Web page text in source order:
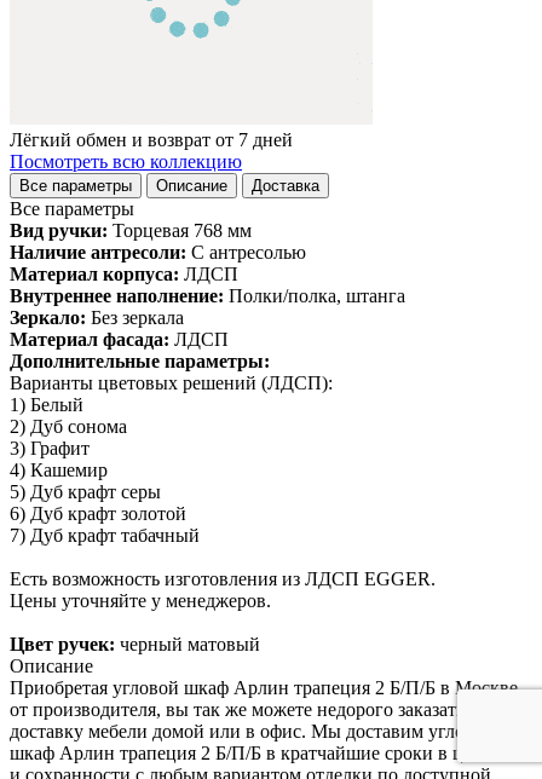
Лёгкий обмен и возврат от 7 дней
Посмотреть всю коллекцию
Все параметры Описание Доставка
Все параметры
Вид ручки: Торцевая 768 мм
Наличие антресоли: С антресолью
Материал корпуса: ЛДСП
Внутреннее наполнение: Полки/полка, штанга
Зеркало: Без зеркала
Материал фасада: ЛДСП
Дополнительные параметры:
Варианты цветовых решений (ЛДСП):
1) Белый
2) Дуб сонома
3) Графит
4) Кашемир
5) Дуб крафт серы
6) Дуб крафт золотой
7) Дуб крафт табачный
Есть возможность изготовления из ЛДСП EGGER.
Цены уточняйте у менеджеров.
Цвет ручек: черный матовый
Описание
Приобретая угловой шкаф Арлин трапеция 2 Б/П/Б в Москве
от производителя, вы так же можете недорого заказать
доставку мебели домой или в офис. Мы доставим угловой
шкаф Арлин трапеция 2 Б/П/Б в кратчайшие сроки в целости
и сохранности с любым вариантом отделки по доступной